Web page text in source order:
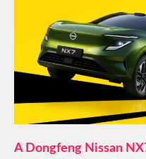
A Dongfeng Nissan